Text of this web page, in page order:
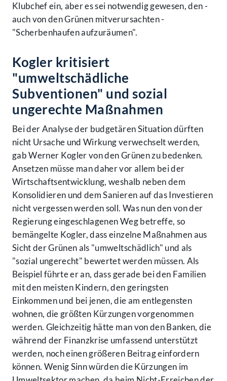
Klubchef ein, aber es sei notwendig gewesen, den -
auch von den Grünen mitverursachten -
"Scherbenhaufen aufzuräumen".
Kogler kritisiert
"umweltschädliche
Subventionen" und sozial
ungerechte Maßnahmen
Bei der Analyse der budgetären Situation dürften
nicht Ursache und Wirkung verwechselt werden,
gab Werner Kogler von den Grünen zu bedenken.
Ansetzen müsse man daher vor allem bei der
Wirtschaftsentwicklung, weshalb neben dem
Konsolidieren und dem Sanieren auf das Investieren
nicht vergessen werden soll. Was nun den von der
Regierung eingeschlagenen Weg betreffe, so
bemängelte Kogler, dass einzelne Maßnahmen aus
Sicht der Grünen als "umweltschädlich" und als
"sozial ungerecht" bewertet werden müssen. Als
Beispiel führte er an, dass gerade bei den Familien
mit den meisten Kindern, den geringsten
Einkommen und bei jenen, die am entlegensten
wohnen, die größten Kürzungen vorgenommen
werden. Gleichzeitig hätte man von den Banken, die
während der Finanzkrise umfassend unterstützt
werden, noch einen größeren Beitrag einfordern
können. Wenig Sinn würden die Kürzungen im